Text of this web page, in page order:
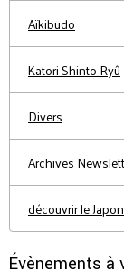
Aïkibudo
Katori Shinto Ryû
Divers
Archives
découvrir le
Évènements à